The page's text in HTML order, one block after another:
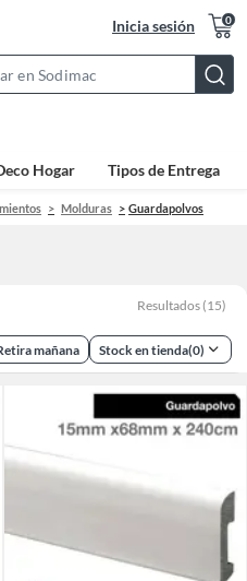
Inicia sesión 0
Bar
Hogar Tipos de Entrega
Molduras Guardapolvos
Resultados (15)
mañana Stock en tienda(0)